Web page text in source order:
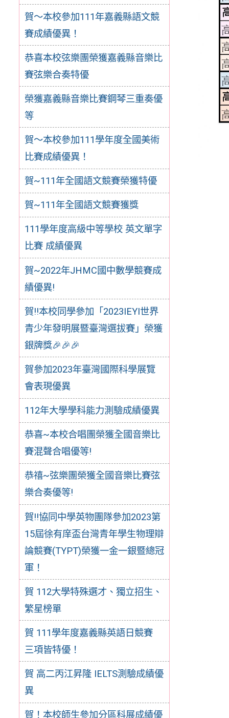
賀～本校參加111年嘉義縣語文競
賽成績優異！
恭喜本校弦樂團榮獲嘉義縣音樂比
賽弦樂合奏特優
榮獲嘉義縣音樂比賽鋼琴三重奏優
等
賀～本校參加111學年度全國美術
比賽成績優異！
賀~111年全國語文競賽榮獲特優
賀~111年全國語文競賽獲獎
111學年度高級中等學校 英文單字
比賽 成績優異
賀~2022年JHMC國中數學競賽成
績優異!
賀!!本校同學參加「2023IEYI世界
青少年發明展暨臺灣選拔賽」榮獲
銀牌獎🎉🎉🎉
賀參加2023年臺灣國際科學展覽
會表現優異
112年大學學科能力測驗成績優異
恭喜~本校合唱團榮獲全國音樂比
賽混聲合唱優等!
恭禧~弦樂團榮獲全國音樂比賽弦
樂合奏優等!
賀‼️協同中學英物團隊參加2023第
15屆徐有庠盃台灣青年學生物理辯
論競賽(TYPT)榮獲一金一銀暨總冠
軍！
賀 112大學特殊選才、獨立招生、
繁星榜單
賀 111學年度嘉義縣英語日競賽
三項皆特優！
賀 高二丙江昇隆 IELTS測驗成績優
異
賀！本校師生參加分區科展成績優